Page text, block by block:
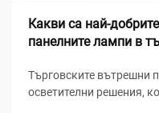
Какви са най-
панелните лампи в
Търговските вътрешни
осветителни решения,